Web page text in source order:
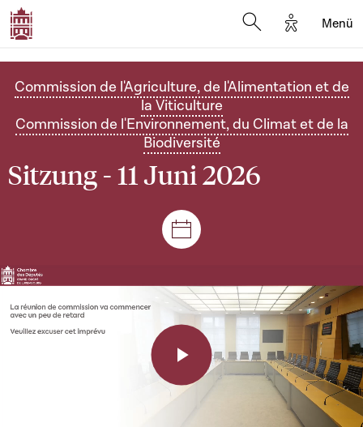
Options
Menü
Commission de l'Agriculture, de l'Alimentation et de
la Viticulture
Commission de l'Environnement, du Climat et de la
Biodiversité
Sitzung - 11 Juni 2026
Plenar- und
Play